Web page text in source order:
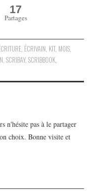
17
Partages
, ÉCRIVAIN, KIT, MOIS,
,SCRIBAY,SCRIBBOOK,
n'hésite pas à le partager
choix. Bonne visite et